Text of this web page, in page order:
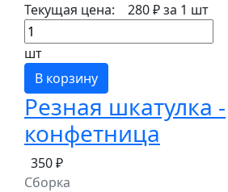
Текущая цена:
280 ₽за 1 шт
шт
В корзину
Резная шкатулка -
конфетница
350 ₽
Сборка